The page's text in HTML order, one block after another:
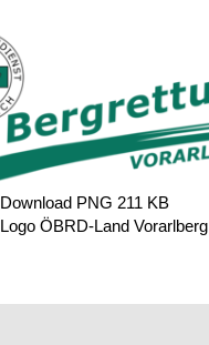
Download PNG 211 KB
Logo ÖBRD-Land Vorarlberg